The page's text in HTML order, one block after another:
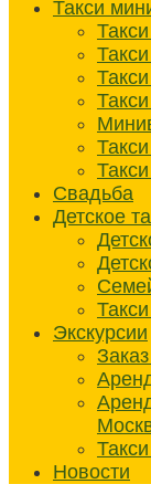
Такси
Свадьба
Детское
Экскурсии
Новости